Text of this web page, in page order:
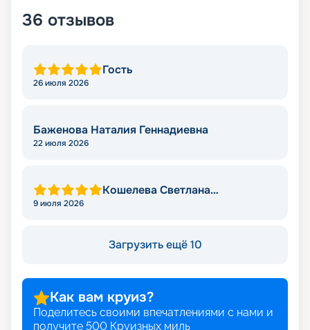
36 отзывов
Гость
26 июля 2026
Баженова Наталия Геннадиевна
22 июля 2026
Кошелева Светлана
9 июля 2026
Загрузить ещё 10
Как вам круиз?
Поделитесь своими впечатлениями с нами и
получите 500 Круизных миль